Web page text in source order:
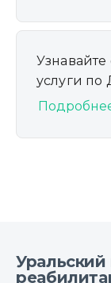
услуги